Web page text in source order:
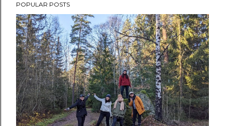
POPULAR POSTS